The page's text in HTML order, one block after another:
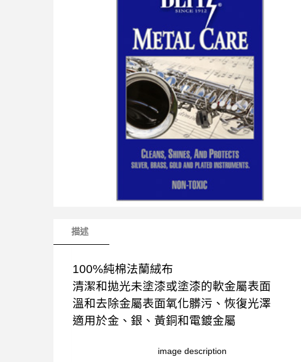
描述
100%純棉法蘭絨布
清潔和拋光未塗漆或塗漆的軟金屬表面
溫和去除金屬表面氧化髒污、恢復光澤
適用於金、銀、黃銅和電鍍金屬
image description